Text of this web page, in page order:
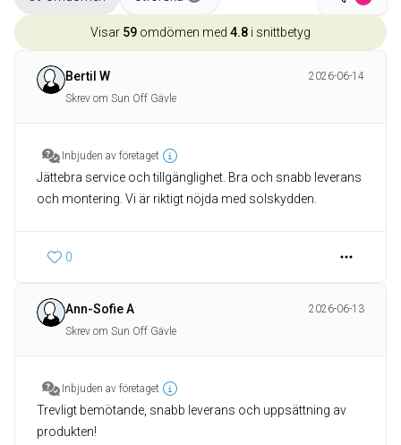
Visar 59 omdömen med 4.8 i snittbetyg
Bertil W
2026-06-14
Skrev om Sun Off Gävle
Inbjuden av företaget
Jättebra service och tillgänglighet. Bra och snabb leverans
och montering. Vi är riktigt nöjda med solskydden.
0
Ann-Sofie A
2026-06-13
Skrev om Sun Off Gävle
Inbjuden av företaget
Trevligt bemötande, snabb leverans och uppsättning av
produkten!